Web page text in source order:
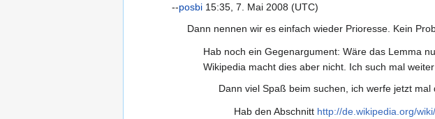
--posbi15:35, 7. Mai 2008 (UTC)
Dann nennen wir es einfach wieder Prioresse. Kein
Hab noch ein Gegenargument: Wäre das Lemma
Wikipedia macht dies aber nicht. Ich such mal
Dann viel Spaß beim suchen, ich werfe jetzt mal
Hab den Abschnitt http://de.wikipedia.org/